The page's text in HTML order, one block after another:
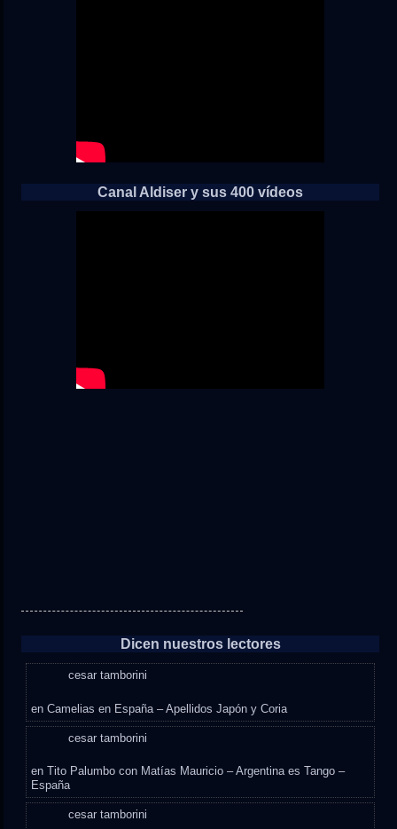
Canal Aldiser y sus 400 vídeos
Dicen nuestros lectores
cesar tamborini
enCamelias en España – Apellidos Japón y Coria
cesar tamborini
enTito Palumbo con Matías Mauricio – Argentina es Tango –
España
cesar tamborini